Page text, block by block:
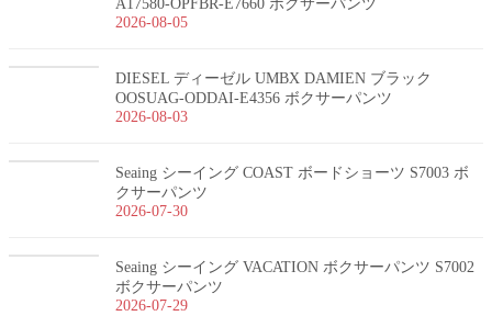
A17580-OPFBR-E7660 ボクサーパンツ
2026-08-05
DIESEL ディーゼル UMBX DAMIEN ブラック
OOSUAG-ODDAI-E4356 ボクサーパンツ
2026-08-03
Seaing シーイング COAST ボードショーツ S7003 ボ
クサーパンツ
2026-07-30
Seaing シーイング VACATION ボクサーパンツ S7002
ボクサーパンツ
2026-07-29